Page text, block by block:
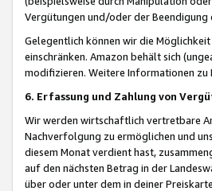
Vergütungen und/oder der
Gelegentlich können wir die
einschränken. Amazon behält sich
modifizieren. Weitere Informationen
6. Erfassung und Zahlung von
Wir werden wirtschaftlich vertretbare
Nachverfolgung zu ermöglichen und
diesem Monat verdient hast,
auf den nächsten Betrag in der
über oder unter dem in deiner